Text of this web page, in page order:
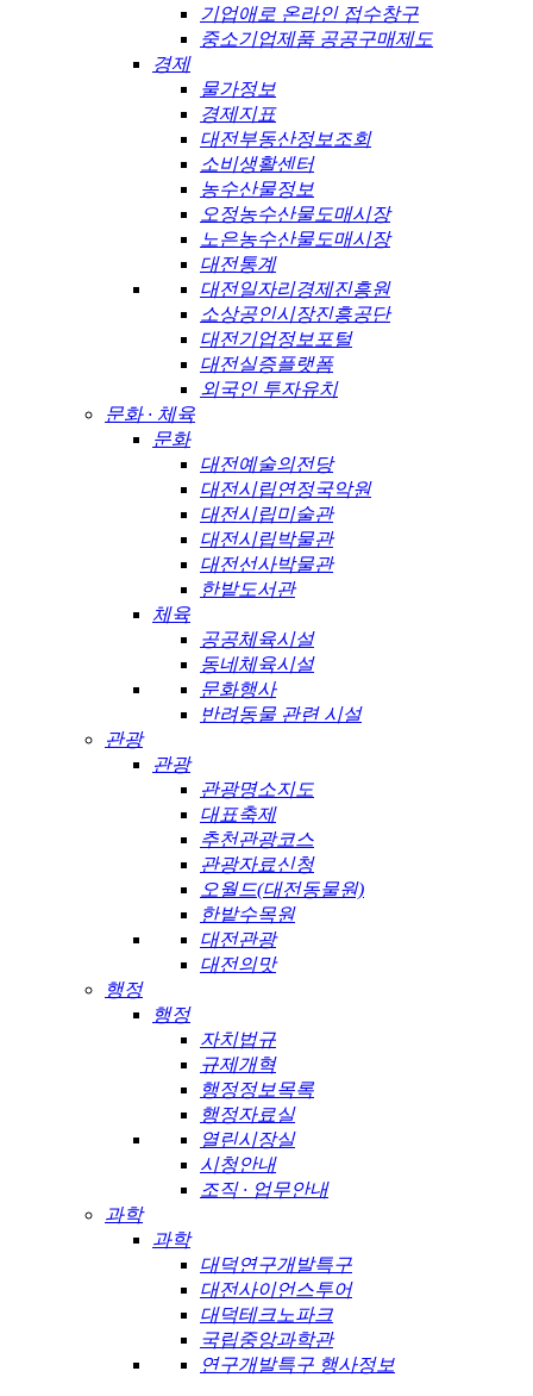
기업애로 온라인 접수창구
중소기업제품 공공구매제도
경제
물가정보
경제지표
대전부동산정보조회
소비생활센터
농수산물정보
오정농수산물도매시장
노은농수산물도매시장
대전통계
대전일자리경제진흥원
소상공인시장진흥공단
대전기업정보포털
대전실증플랫폼
외국인 투자유치
문화 · 체육
문화
대전예술의전당
대전시립연정국악원
대전시립미술관
대전시립박물관
대전선사박물관
한밭도서관
체육
공공체육시설
동네체육시설
문화행사
반려동물 관련 시설
관광
관광
관광명소지도
대표축제
추천관광코스
관광자료신청
오월드(대전동물원)
한밭수목원
대전관광
대전의맛
행정
행정
자치법규
규제개혁
행정정보목록
행정자료실
열린시장실
시청안내
조직 · 업무안내
과학
과학
대덕연구개발특구
대전사이언스투어
대덕테크노파크
국립중앙과학관
연구개발특구 행사정보